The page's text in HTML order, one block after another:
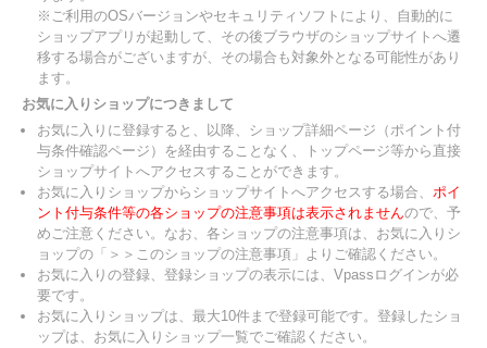
※ご利用のOSバージョンやセキュリティソフトにより、自動的に
ショップアプリが起動して、その後ブラウザのショップサイトへ遷
移する場合がございますが、その場合も対象外となる可能性があり
ます。
お気に入りショップにつきまして
お気に入りに登録すると、以降、ショップ詳細ページ（ポイント付
与条件確認ページ）を経由することなく、トップページ等から直接
ショップサイトへアクセスすることができます。
お気に入りショップからショップサイトへアクセスする場合、 ポイ
ント付与条件等の各ショップの注意事項は表示されませんので、予
めご注意ください。なお、各ショップの注意事項は、お気に入りシ
ョップの「＞＞このショップの注意事項」よりご確認ください。
お気に入りの登録、登録ショップの表示には、Vpassログインが必
要です。
お気に入りショップは、最大10件まで登録可能です。登録したショ
ップは、お気に入りショップ一覧でご確認ください。